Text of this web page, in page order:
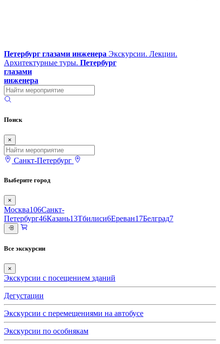
Петербург глазами инженера Экскурсии. Лекции.
Архитектурные туры. Петербург
глазами
инженера
Поиск
×
Санкт-Петербург
Выберите город
×
Москва106Санкт-
Петербург46Казань13Тбилиси6Ереван17Белград7
Все экскурсии
×
Экскурсии с посещением зданий
Дегустации
Экскурсии с перемещениями на автобусе
Экскурсии по особнякам